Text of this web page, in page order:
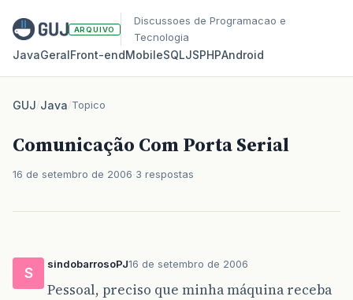
ARQUIVO
Discussoes de Programacao e
Tecnologia
JavaGeralFront‑endMobileSQLJSPHPAndroid
GUJ/Java/Topico
Comunicação Com Porta Serial
16 de setembro de 2006 3 respostas
S
sindobarrosoPJ16 de setembro de 2006
Pessoal, preciso que minha máquina receba